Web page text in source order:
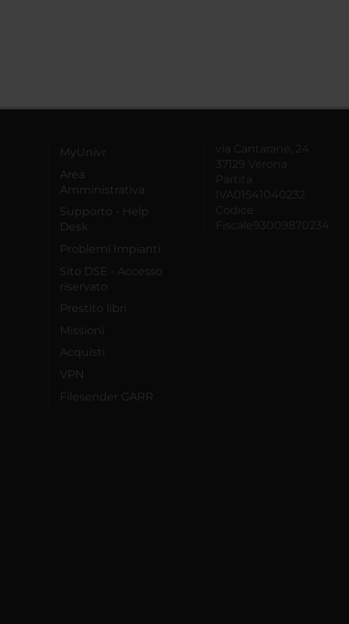
MyUnivr
Area
Amministrativa
Supporto - Help
Desk
Problemi Impianti
Sito DSE - Accesso
riservato
Prestito libri
Missioni
Acquisti
VPN
Filesender GARR
via Cantarane, 24
37129 Verona
Partita
IVA01541040232
Codice
Fiscale93009870234